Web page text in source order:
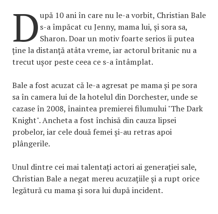
După 10 ani în care nu le-a vorbit, Christian Bale
s-a împăcat cu Jenny, mama lui, și sora sa,
Sharon. Doar un motiv foarte serios îi putea
ține la distanță atâta vreme, iar actorul britanic nu a
trecut ușor peste ceea ce s-a întâmplat.
Bale a fost acuzat că le-a agresat pe mama și pe sora
sa în camera lui de la hotelul din Dorchester, unde se
cazase în 2008, înaintea premierei filumului "The Dark
Knight". Ancheta a fost închisă din cauza lipsei
probelor, iar cele două femei și-au retras apoi
plângerile.
Unul dintre cei mai talentați actori ai generației sale,
Christian Bale a negat mereu acuzațiile și a rupt orice
legătură cu mama și sora lui după incident.